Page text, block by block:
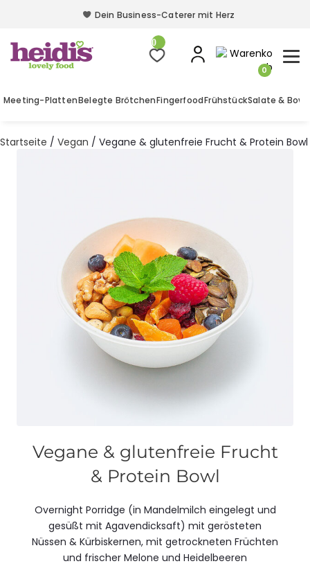
Dein Business-Caterer mit Herz
Dein Business-Caterer mit Herz
0
0
Meeting-PlattenBelegte BrötchenFingerfoodFrühstückSalate &
Startseite / Vegan / Vegane & glutenfreie Frucht & Protein Bowl
Vegane & glutenfreie Frucht
& Protein Bowl
Overnight Porridge (in Mandelmilch eingelegt und
gesüßt mit Agavendicksaft) mit gerösteten
Nüssen & Kürbiskernen, mit getrockneten Früchten
und frischer Melone und Heidelbeeren